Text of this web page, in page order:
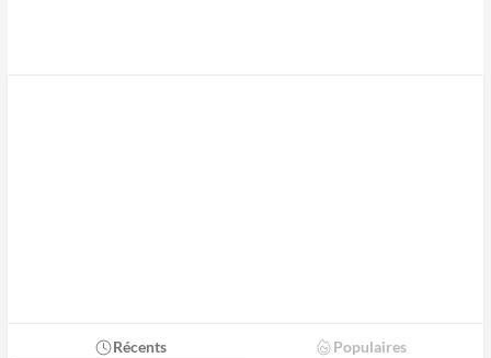
Récents Populaires